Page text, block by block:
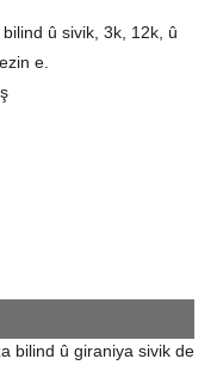
û sivik, 3k, 12k, û
e.
bilind û giraniya sivik de